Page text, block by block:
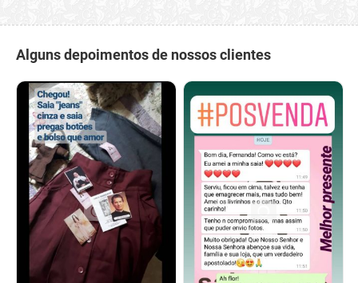
Alguns depoimentos de nossos clientes